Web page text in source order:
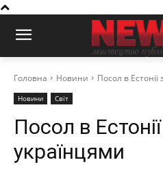
Головна Новини Посол в Естонії
Новини Світ
Посол в
українцями